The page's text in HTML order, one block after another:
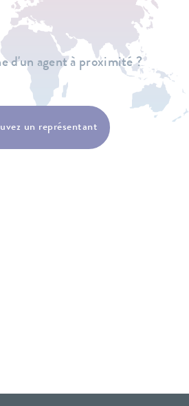
d'un agent à proximité ?
un représentant